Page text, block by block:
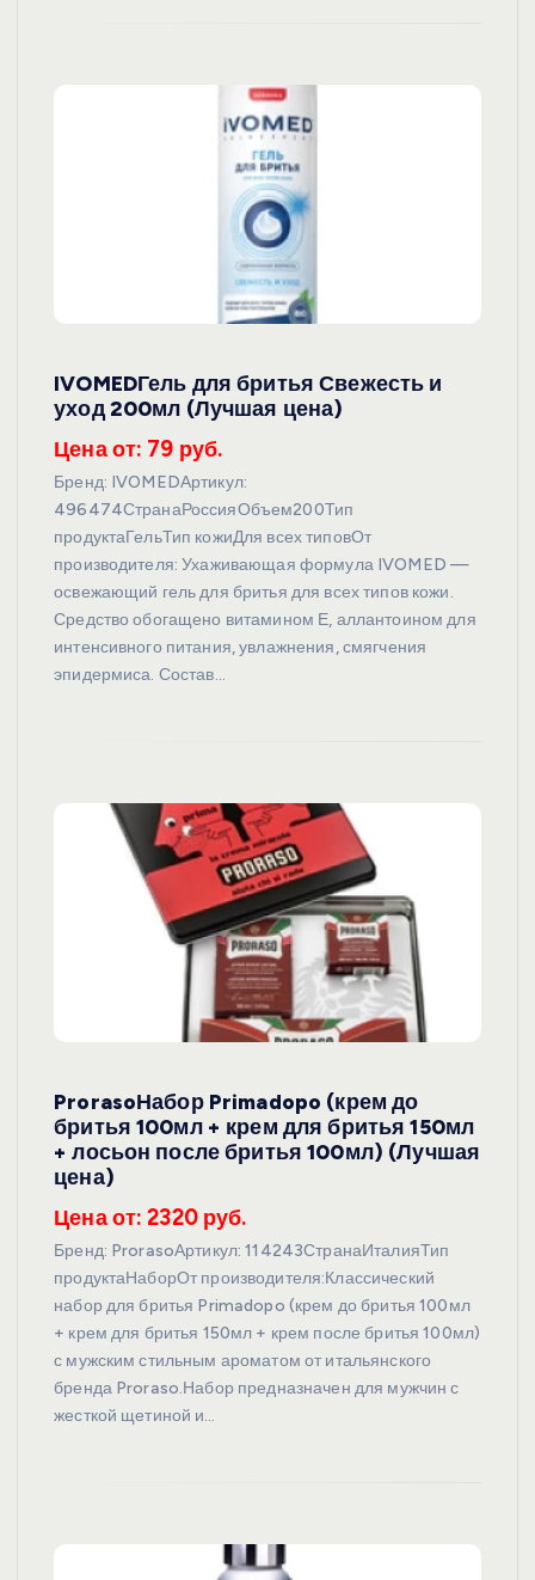
IVOMEDГель для бритья Свежесть и
уход 200мл (Лучшая цена)
Цена от: 79 руб.
Бренд: IVOMEDАртикул:
496474СтранаРоссияОбъем200Тип
продуктаГельТип кожиДля всех типовОт
производителя: Ухаживающая формула IVOMED —
освежающий гель для бритья для всех типов кожи.
Средство обогащено витамином Е, аллантоином для
интенсивного питания, увлажнения, смягчения
эпидермиса. Состав…
ProrasoНабор Primadopo (крем до
бритья 100мл + крем для бритья 150мл
+ лосьон после бритья 100мл) (Лучшая
цена)
Цена от: 2320 руб.
Бренд: ProrasoАртикул: 114243СтранаИталияТип
продуктаНаборОт производителя:Классический
набор для бритья Primadopo (крем до бритья 100мл
+ крем для бритья 150мл + крем после бритья 100мл)
с мужским стильным ароматом от итальянского
бренда Proraso.Набор предназначен для мужчин с
жесткой щетиной и…